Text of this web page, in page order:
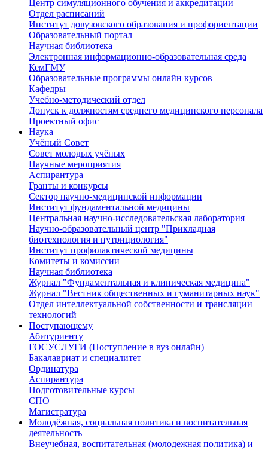
Центр симуляционного обучения и аккредитации
Отдел расписаний
Институт довузовского образования и профориентации
Образовательный портал
Научная библиотека
Электронная информационно-образовательная среда
КемГМУ
Образовательные программы онлайн курсов
Кафедры
Учебно-методический отдел
Допуск к должностям среднего медицинского персонала
Проектный офис
Наука
Учёный Cовет
Совет молодых учёных
Научные мероприятия
Аспирантура
Гранты и конкурсы
Сектор научно-медицинской информации
Институт фундаментальной медицины
Центральная научно-исследовательская лаборатория
Научно-образовательный центр "Прикладная
биотехнология и нутрициология"
Институт профилактической медицины
Комитеты и комиссии
Научная библиотека
Журнал "Фундаментальная и клиническая медицина"
Журнал "Вестник общественных и гуманитарных наук"
Отдел интеллектуальной собственности и трансляции
технологий
Поступающему
Абитуриенту
ГОСУСЛУГИ (Поступление в вуз онлайн)
Бакалавриат и специалитет
Ординатура
Аспирантура
Подготовительные курсы
СПО
Магистратура
Молодёжная, социальная политика и воспитательная
деятельность
Внеучебная, воспитательная (молодежная политика) и